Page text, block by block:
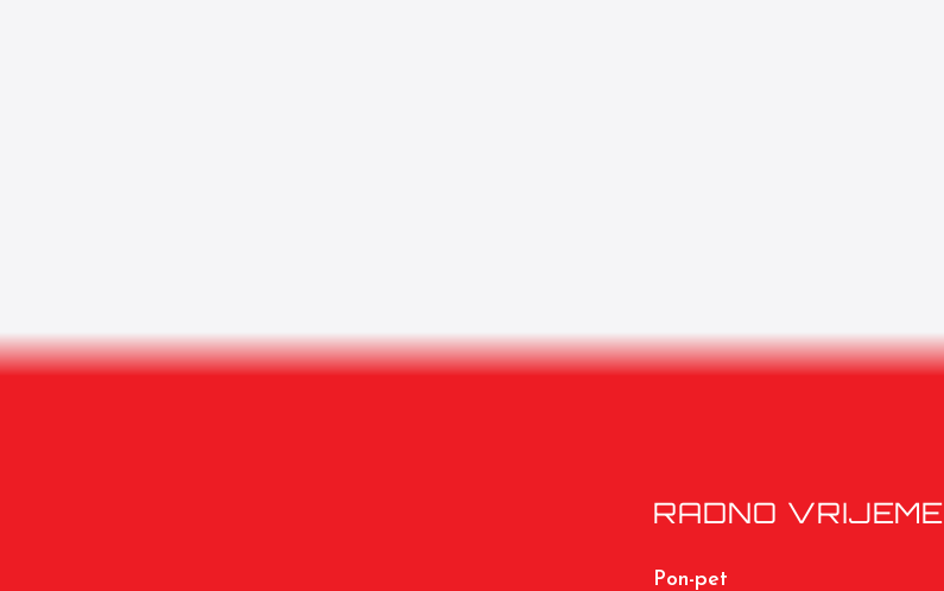
RADNO VRIJEME
Pon-pet